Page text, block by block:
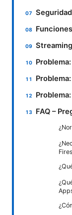
FAQ –